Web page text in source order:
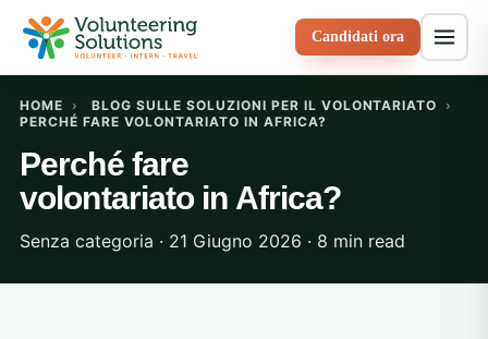
Candidati ora
HOME › BLOG SULLE SOLUZIONI PER IL VOLONTARIATO
›
PERCHÉ FARE VOLONTARIATO IN AFRICA?
Perché fare
volontariato in Africa?
Senza categoria · 21 Giugno 2026 · 8 min read